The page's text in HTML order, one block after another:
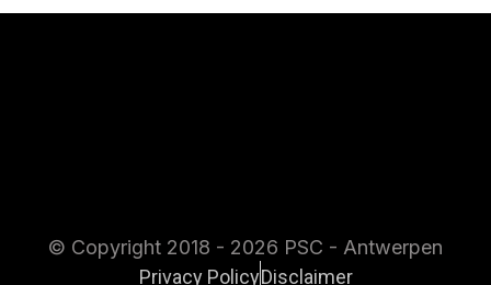
© Copyright 2018 - 2026 PSC - Antwerpen
Privacy PolicyDisclaimer